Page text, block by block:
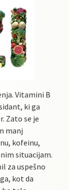
Vitamini B
ki ga
Zato se je
manj
kofeinu,
situacijam.
za uspešno
kot da